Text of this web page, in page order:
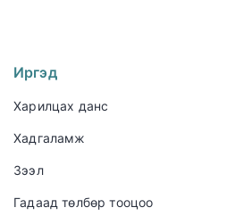
Иргэд
Харилцах данс
Хадгаламж
Зээл
Гадаад төлбөр тооцоо